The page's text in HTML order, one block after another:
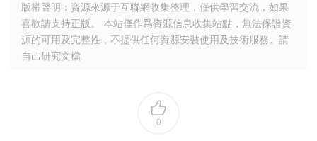
版權聲明：資源來源于互聯網收集整理，僅供學習交流，如果
喜歡請支持正版。 本站僅作爲資源信息收集站點，無法保證資
源的可用及完整性，不提供任何資源安裝使用及技術服務。請
自己研究文檔
0